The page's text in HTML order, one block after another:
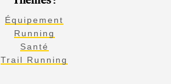
Équipement
Running
Santé
Trail Running